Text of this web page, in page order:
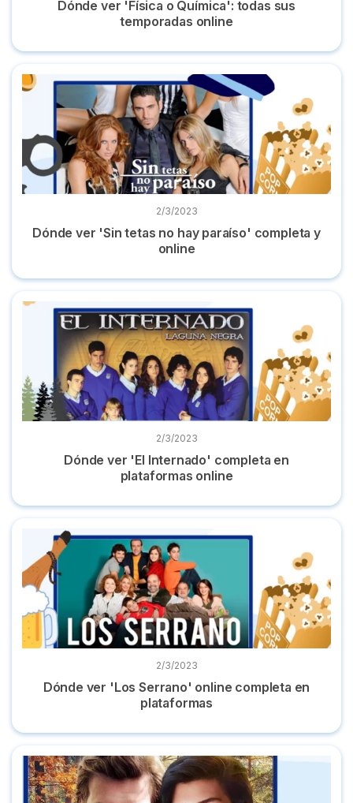
Dónde ver 'Física o Química': todas sus
temporadas online
Dónde ver 'Sin tetas no hay paraíso' completa y online
2/3/2023
Dónde ver 'Sin tetas no hay paraíso' completa y
online
Dónde ver 'El Internado' completa en plataformas online
2/3/2023
Dónde ver 'El Internado' completa en
plataformas online
Dónde ver 'Los Serrano' online completa en plataformas
2/3/2023
Dónde ver 'Los Serrano' online completa en
plataformas
Las 7 mejores series turcas y dónde verlas online gratis